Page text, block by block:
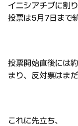
イニシアチブに割
投票は5月7日まで
投票開始直後には
まり、反対票はま
これに先立ち、